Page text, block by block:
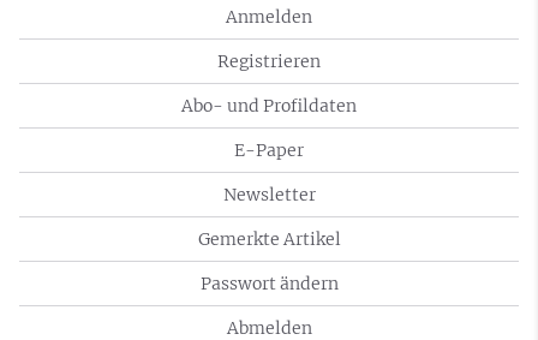
Anmelden
Registrieren
Abo- und Profildaten
E-Paper
Newsletter
Gemerkte Artikel
Passwort ändern
Abmelden